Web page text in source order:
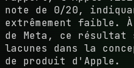
note de 0/20,
extrêmement faible.
de Meta, ce résultat
lacunes dans la
de produit d'Apple.